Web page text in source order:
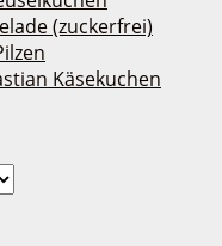
(zuckerfrei)
Käsekuchen